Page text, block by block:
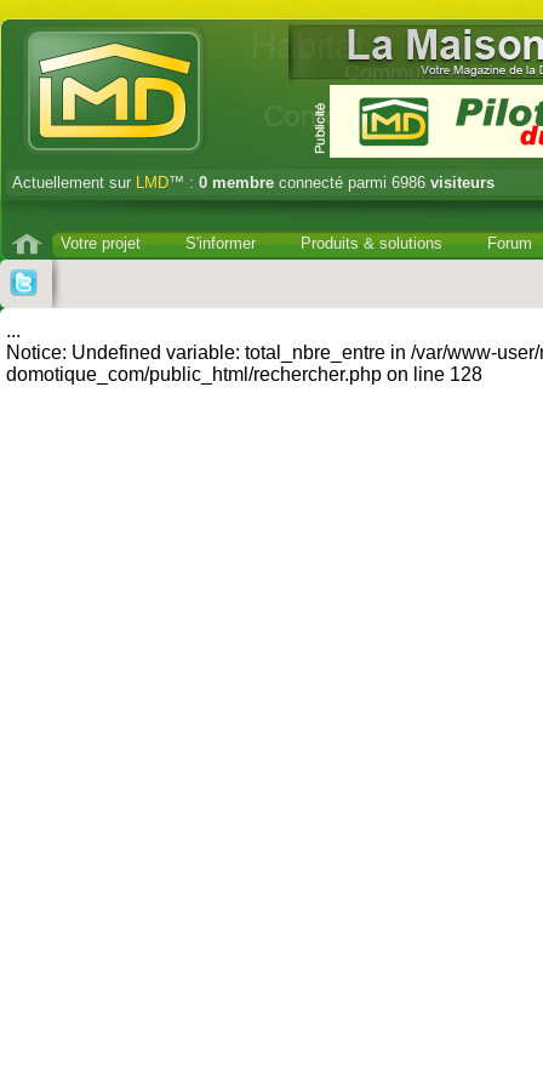
Actuellement sur LMD™ : 0 membre connecté parmi 6986 visiteurs
Votre projet S'informer Produits & solutions Forum
...
Notice: Undefined variable: total_nbre_entre in /var/www-
domotique_com/public_html/rechercher.php on line 128